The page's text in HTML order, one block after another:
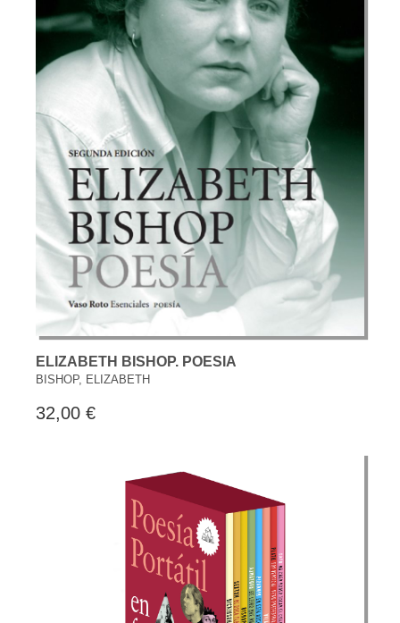
ELIZABETH BISHOP. POESIA
BISHOP, ELIZABETH
32,00 €